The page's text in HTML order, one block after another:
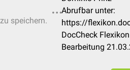
speichern.
Abrufbar unter:
https://
DocCheck
Bearbeitung